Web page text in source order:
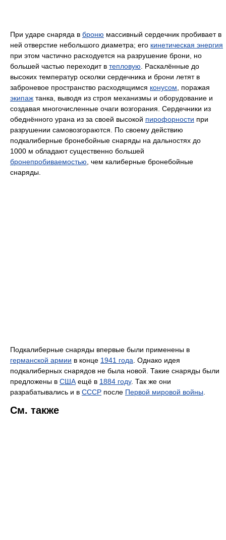
При ударе снаряда в броню массивный сердечник пробивает в
ней отверстие небольшого диаметра; его кинетическая энергия
при этом частично расходуется на разрушение брони, но
большей частью переходит в тепловую . Раскалённые до
высоких температур осколки сердечника и брони летят в
заброневое пространство расходящимся конусом , поражая
экипаж танка, выводя из строя механизмы и оборудование и
создавая многочисленные очаги возгорания. Сердечники из
обеднённого урана из за своей высокой пирофорности при
разрушении самовозгораются. По своему действию
подкалиберные бронебойные снаряды на дальностях до
1000 м обладают существенно большей
бронепробиваемостью , чем калиберные бронебойные
снаряды.
Подкалиберные снаряды впервые были применены в
германской армии в конце 1941 года . Однако идея
подкалиберных снарядов не была новой. Такие снаряды были
предложены в США ещё в 1884 году. Так же они
разрабатывались и в СССР после Первой мировой войны
См. также